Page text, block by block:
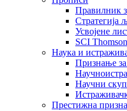
Правилник
Стратегија
Усвојене
SCI
Наука и
Признање
Научни
Престижна